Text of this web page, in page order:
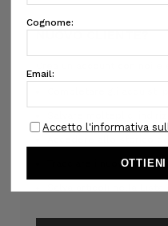
NUOVO CLIENTE?
Tracciare i nuovi ordini